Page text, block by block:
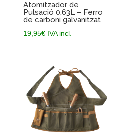
Atomitzador de
Pulsació 0,63L – Ferro
de carboni galvanitzat
19,95€ IVA incl.